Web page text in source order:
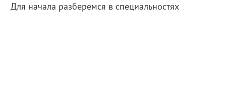
Для начала разберемся в специальностях